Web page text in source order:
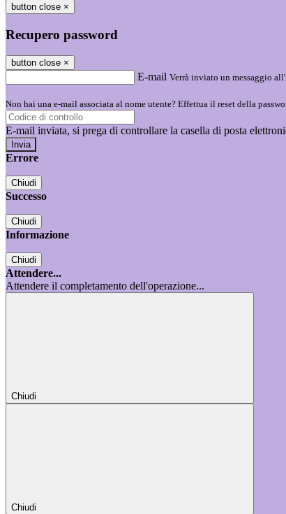
button close ×
Recupero password
button close ×
E-mail Verrà inviato un messaggio
Non hai una e-mail associata al nome utente? Effettua il reset della
E-mail inviata, si prega di controllare la casella di posta
Errore
Chiudi
Successo
Chiudi
Informazione
Chiudi
Attendere...
Attendere il completamento dell'operazione...
Chiudi
Chiudi